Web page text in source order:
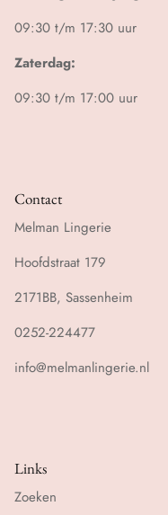
09:30 t/m 17:30 uur
Zaterdag:
09:30 t/m 17:00 uur
Contact
Melman Lingerie
Hoofdstraat 179
2171BB, Sassenheim
0252-224477
info@melmanlingerie.nl
Links
Zoeken